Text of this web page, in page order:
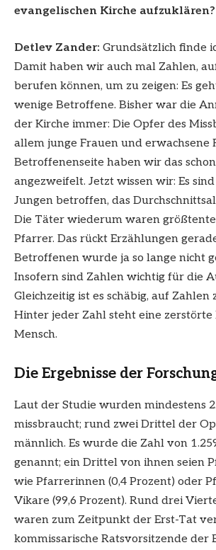
evangelischen Kirche aufzuklären?
Detlev Zander: Grundsätzlich finde
Damit haben wir auch mal Zahlen,
berufen können, um zu zeigen: Es
wenige Betroffene. Bisher war die
der Kirche immer: Die Opfer des
allem junge Frauen und erwachsene
Betroffenenseite haben wir das
angezweifelt. Jetzt wissen wir: Es
Jungen betroffen, das
Die Täter wiederum waren
Pfarrer. Das rückt Erzählungen
Betroffenen wurde ja so lange nicht
Insofern sind Zahlen wichtig für die
Gleichzeitig ist es schäbig, auf Zahlen
Hinter jeder Zahl steht eine zerstörte
Mensch.
Die Ergebnisse der
Laut der Studie wurden mindestens
missbraucht; rund zwei Drittel der
männlich. Es wurde die Zahl von
genannt; ein Drittel von ihnen seien
wie Pfarrerinnen (0,4 Prozent) oder
Vikare (99,6 Prozent). Rund drei
waren zum Zeitpunkt der Erst-Tat
kommissarische Ratsvorsitzende der